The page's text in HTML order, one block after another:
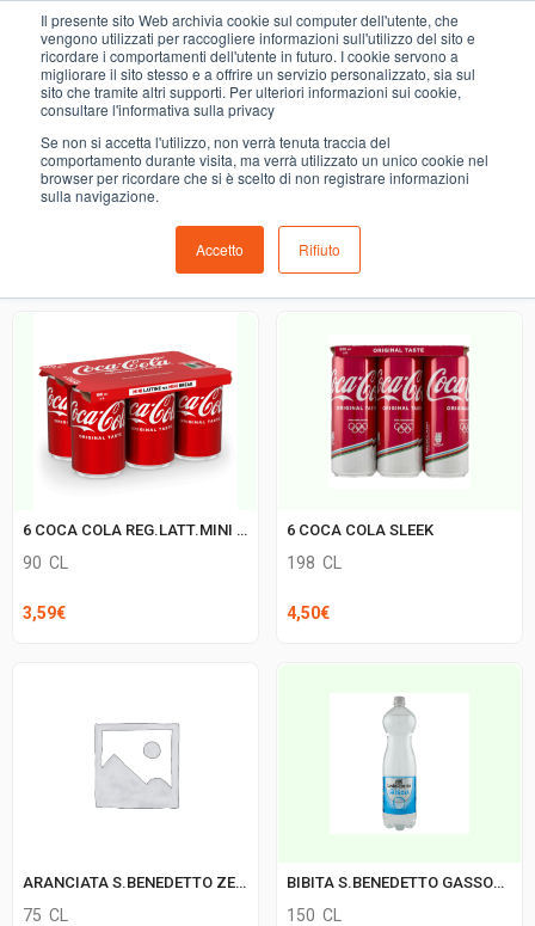
Il presente sito Web archivia cookie sul computer dell'utente, che
vengono utilizzati per raccogliere informazioni sull'utilizzo del sito e
ricordare i comportamenti dell'utente in futuro. I cookie servono a
migliorare il sito stesso e a offrire un servizio personalizzato, sia sul
sito che tramite altri supporti. Per ulteriori informazioni sui cookie,
consultare l'informativa sulla privacy
Se non si accetta l'utilizzo, non verrà tenuta traccia del
comportamento durante visita, ma verrà utilizzato un unico cookie nel
browser per ricordare che si è scelto di non registrare informazioni
sulla navigazione.
Accetto Rifiuto
bibite
COMING SOON
gastronomia e del menù settimanale devono essere indicati
nello spazio apposito in sede di checkout
6 COCA COLA REG.LATT.MINI CAN.
90 CL
3,59€
6 COCA COLA SLEEK
198 CL
4,50€
ARANCIATA S.BENEDETTO ZERO ZUCCHERI
75 CL
BIBITA S.BENEDETTO GASSOSA
150 CL